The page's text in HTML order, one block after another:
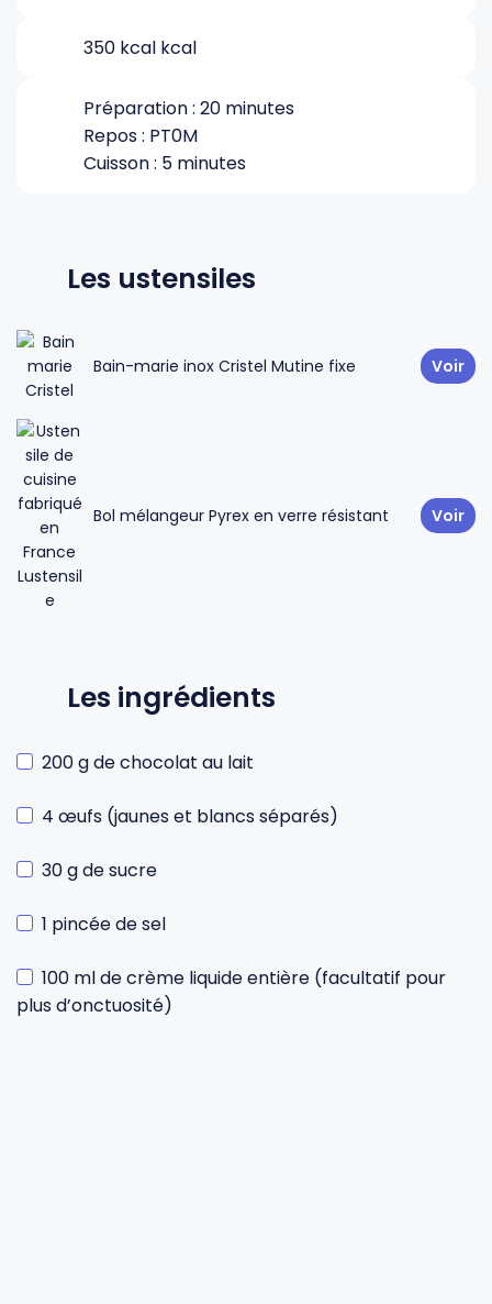
Gourdes
Couteaux tartineurs
Aiguiseurs
350 kcal kcal
Préparation : 20 minutes
Repos : PT0M
Cuisson : 5 minutes
Les ustensiles
Bain-marie inox Cristel Mutine fixe Voir
Bol mélangeur Pyrex en verre résistant Voir
Les ingrédients
200 g de chocolat au lait
4 œufs (jaunes et blancs séparés)
30 g de sucre
1 pincée de sel
100 ml de crème liquide entière (facultatif pour
plus d’onctuosité)